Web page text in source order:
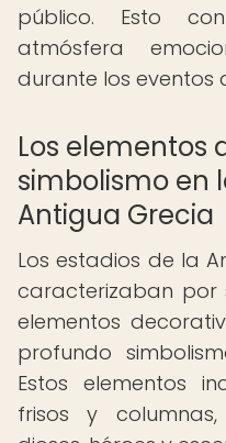
público. Esto
atmósfera
durante los eventos
Los elementos
simbolismo en
Antigua Grecia
Los estadios de la
caracterizaban por
elementos
profundo
Estos elementos
frisos y